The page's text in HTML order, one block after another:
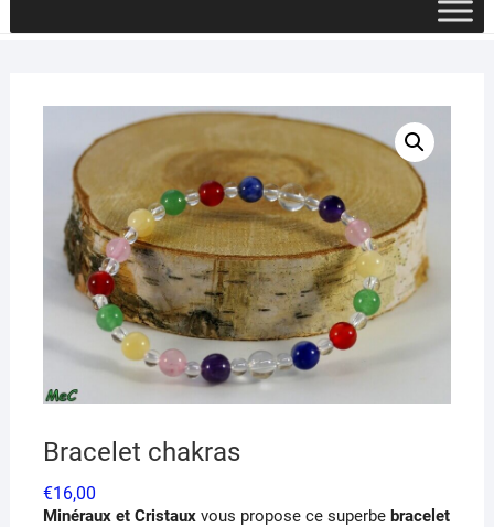
Bracelet chakras
€16,00
Minéraux et Cristauxvous propose ce superbe bracelet